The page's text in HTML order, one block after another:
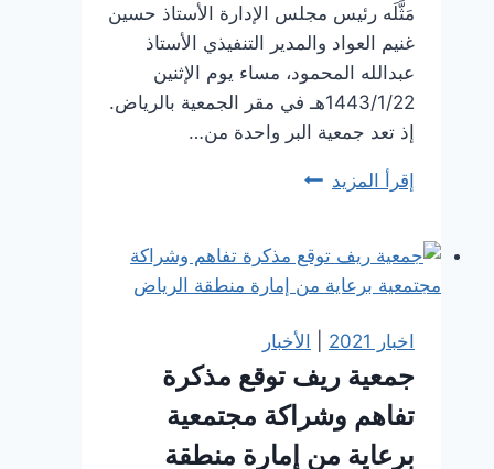
مَثَّلَه رئيس مجلس الإدارة الأستاذ حسين
غنيم العواد والمدير التنفيذي الأستاذ
عبدالله المحمود، مساء يوم الإثنين
1443/1/22هـ في مقر الجمعية بالرياض.
إذ تعد جمعية البر واحدة من…
إقرأ المزيد جمعية
وفد
من
جمعية
البر
بالزلفي
لتوطيد
العلاقات
اخبار 2021 الأخبار
جمعية ريف توقع مذكرة
تفاهم وشراكة مجتمعية
برعاية من إمارة منطقة